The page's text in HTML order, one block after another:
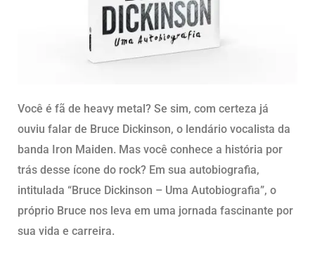
Você é fã de heavy metal? Se sim, com certeza já
ouviu falar de Bruce Dickinson, o lendário vocalista da
banda Iron Maiden. Mas você conhece a história por
trás desse ícone do rock? Em sua autobiografia,
intitulada “Bruce Dickinson – Uma Autobiografia”, o
próprio Bruce nos leva em uma jornada fascinante por
sua vida e carreira.